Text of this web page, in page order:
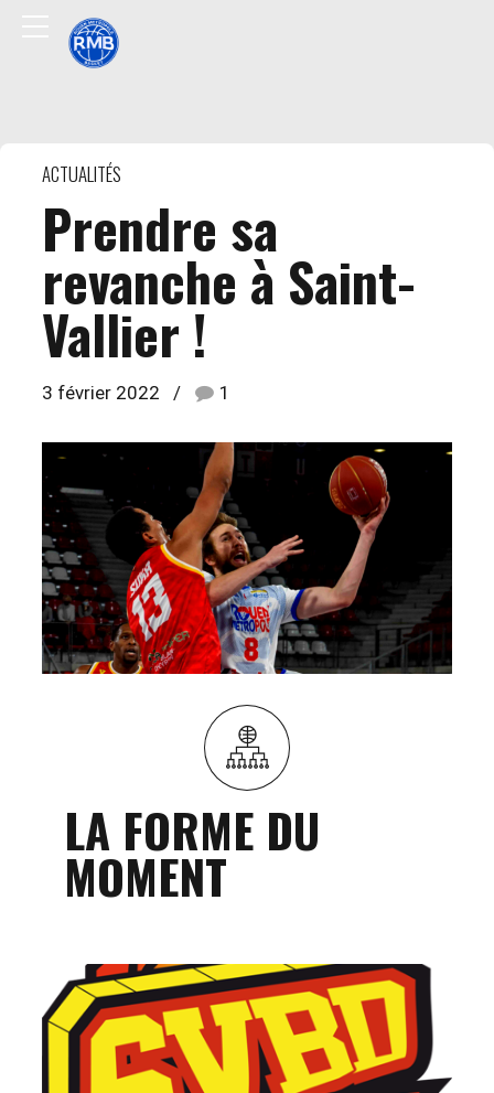
ACTUALITÉS
Prendre sa
revanche à Saint-
Vallier !
3 février 2022 1
LA FORME DU
MOMENT